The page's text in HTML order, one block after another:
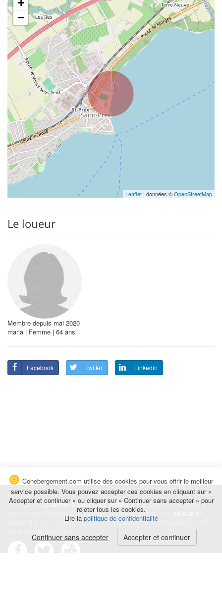
+
−
Leaflet | données ©OpenStreetMap
Le loueur
Membre depuis mai 2020
maria | Femme | 64 ans
Facebook Twitter Linkedin
Trouvez unechambre à louer chez l'habitantà la nuitée, à la semaine,
au mois ou à l'année pour de courts et longs séjours, une
temporaire : des études, un stage, un déplacement professionnel, une
Cohebergement.com utilise des cookies pour vous offrir le meilleur
service possible. Vous pouvez accepter ces cookies en cliquant sur «
Accepter et continuer » ou cliquer sur « Continuer sans accepter » pour
rejeter tous les cookies.
Lire la politique de confidentialité
Continuer sans accepter Accepter et continuer